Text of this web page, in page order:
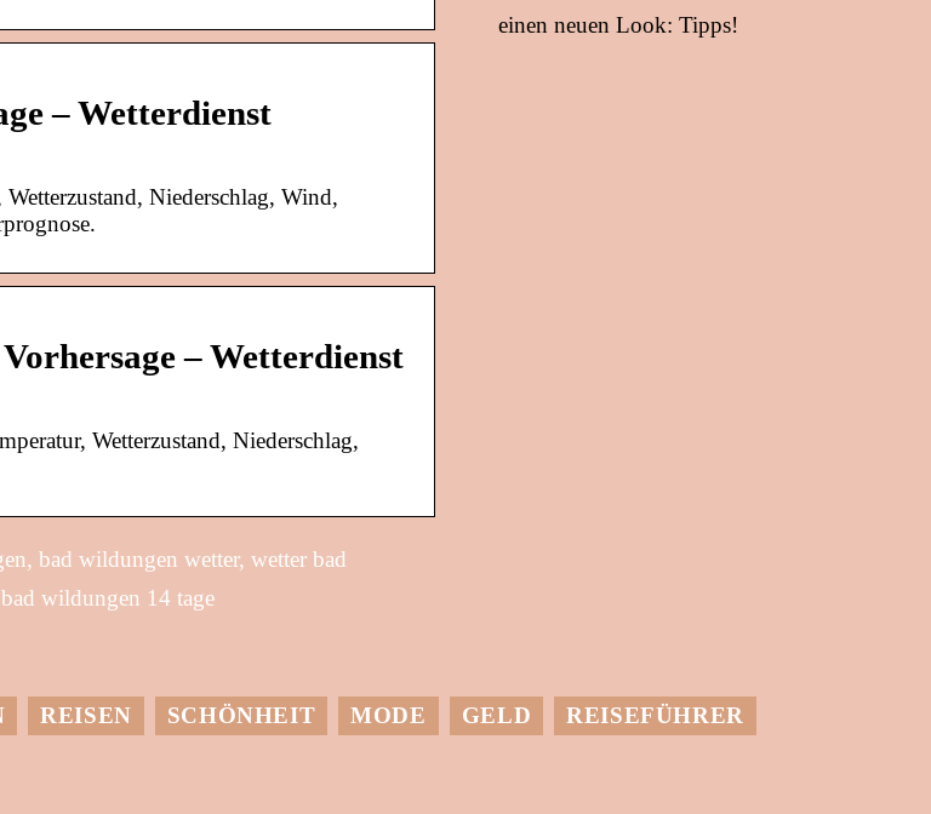
– Wetterdienst
Niederschlag, Wind,
– Wetterdienst
Wetterzustand, Niederschlag,
bad wildungen wetter, wetter bad
wildungen 14 tage
einen neuen Look: Tipps!
REISEN SCHÖNHEIT MODE GELD REISEFÜHRER
Dessen muss man
Setzen Sie mehr